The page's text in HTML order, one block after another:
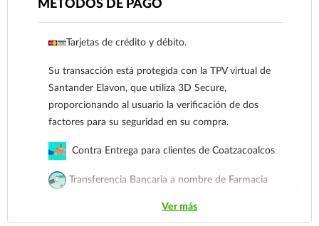
MÉTODOS DE PAGO
Tarjetas de crédito y débito.
Su transacción está protegida con la TPV virtual de
Santander Elavon, que utiliza 3D Secure,
proporcionando al usuario la verificación de dos
factores para su seguridad en su compra.
Contra Entrega para clientes de Coatzacoalcos
Transferencia Bancaria a nombre de Farmacia
cuenta: Clave: 014854655008143954
Ver más